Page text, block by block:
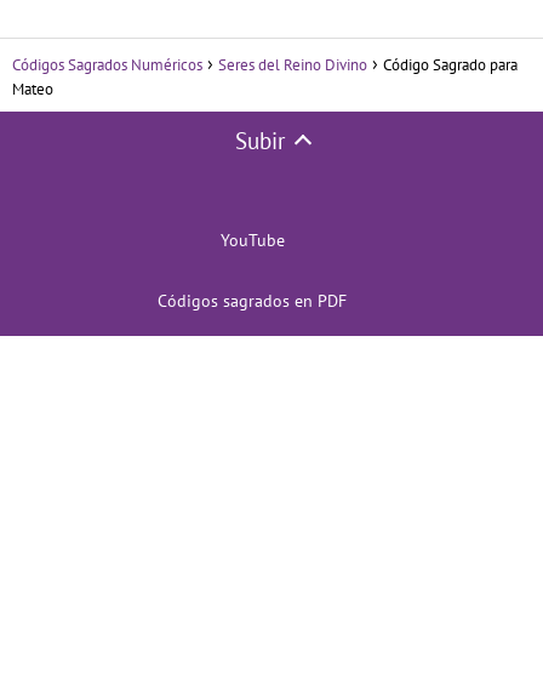
Códigos Sagrados Numéricos Seres del Reino Divino
Código Sagrado para
Mateo
Subir
YouTube
Códigos sagrados en PDF